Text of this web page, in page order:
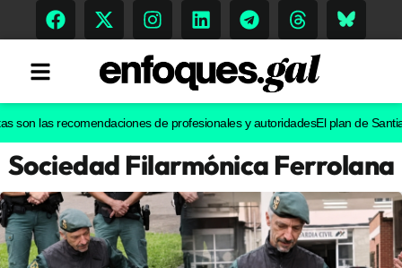
Memoria Histórica
recomendaciones de profesionales y autoridadesEl plan de Santiago
Sociedad Filarmónica Ferrolana